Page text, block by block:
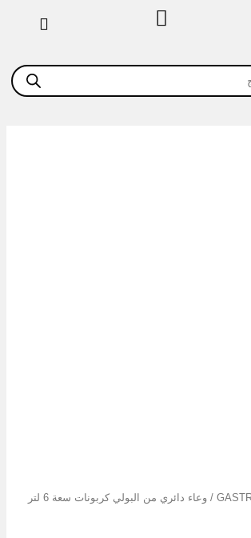
/ وعاء دائري من البولي كربونات سعة 6 لتر